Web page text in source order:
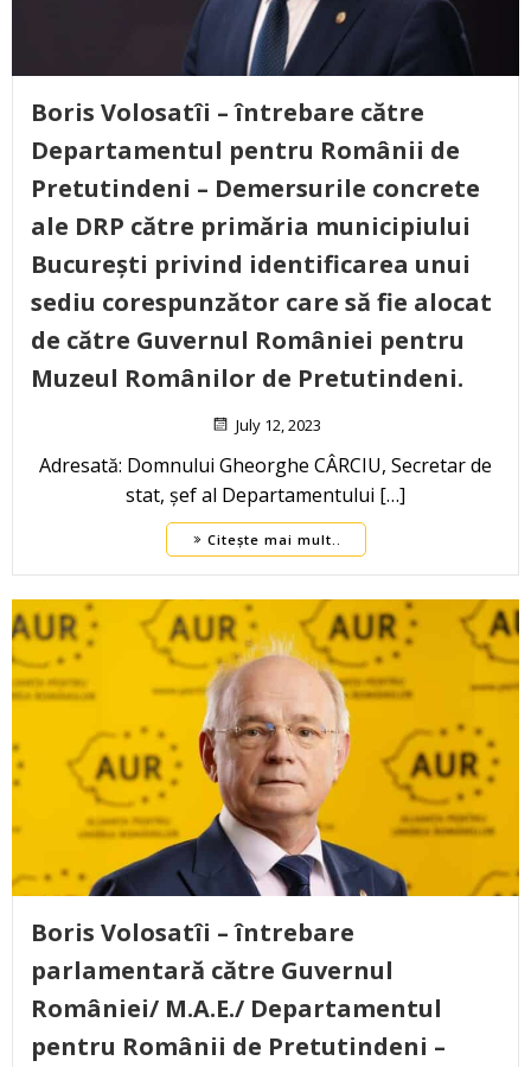
Boris Volosatîi – întrebare către
Departamentul pentru Românii de
Pretutindeni – Demersurile concrete
ale DRP către primăria municipiului
București privind identificarea unui
sediu corespunzător care să fie alocat
de către Guvernul României pentru
Muzeul Românilor de Pretutindeni.
July 12, 2023
Adresată: Domnului Gheorghe CÂRCIU, Secretar de
stat, șef al Departamentului […]
Citește mai mult..
Boris Volosatîi – întrebare
parlamentară către Guvernul
României/ M.A.E./ Departamentul
pentru Românii de Pretutindeni –